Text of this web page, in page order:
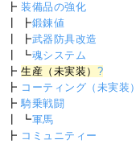
┣装備品の強化
┃ ┣鍛錬値
┃ ┣武器防具改造
┃ ┗魂システム
┣生産（未実装） ?
┣ コーティング（未実装）
┣騎乗戦闘
┃ ┗軍馬
┣ コミュニティー